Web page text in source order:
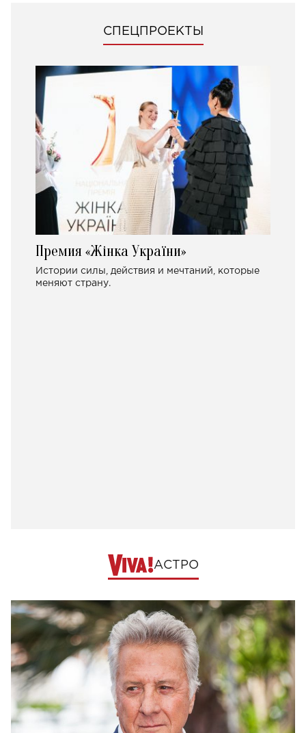
СПЕЦПРОЕКТЫ
Премия «Жінка України»
Истории силы, действия и мечтаний, которые
меняют страну.
АСТРО